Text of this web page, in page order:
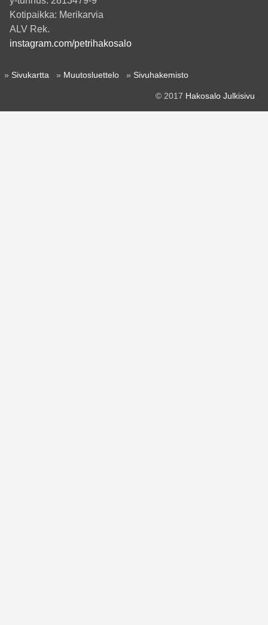
Kotipaikka: Merikarvia
ALV Rek.
instagram.com/petrihakosalo
» Sivukartta » Muutosluettelo » Sivuhakemisto
© 2017 Hakosalo Julkisivu